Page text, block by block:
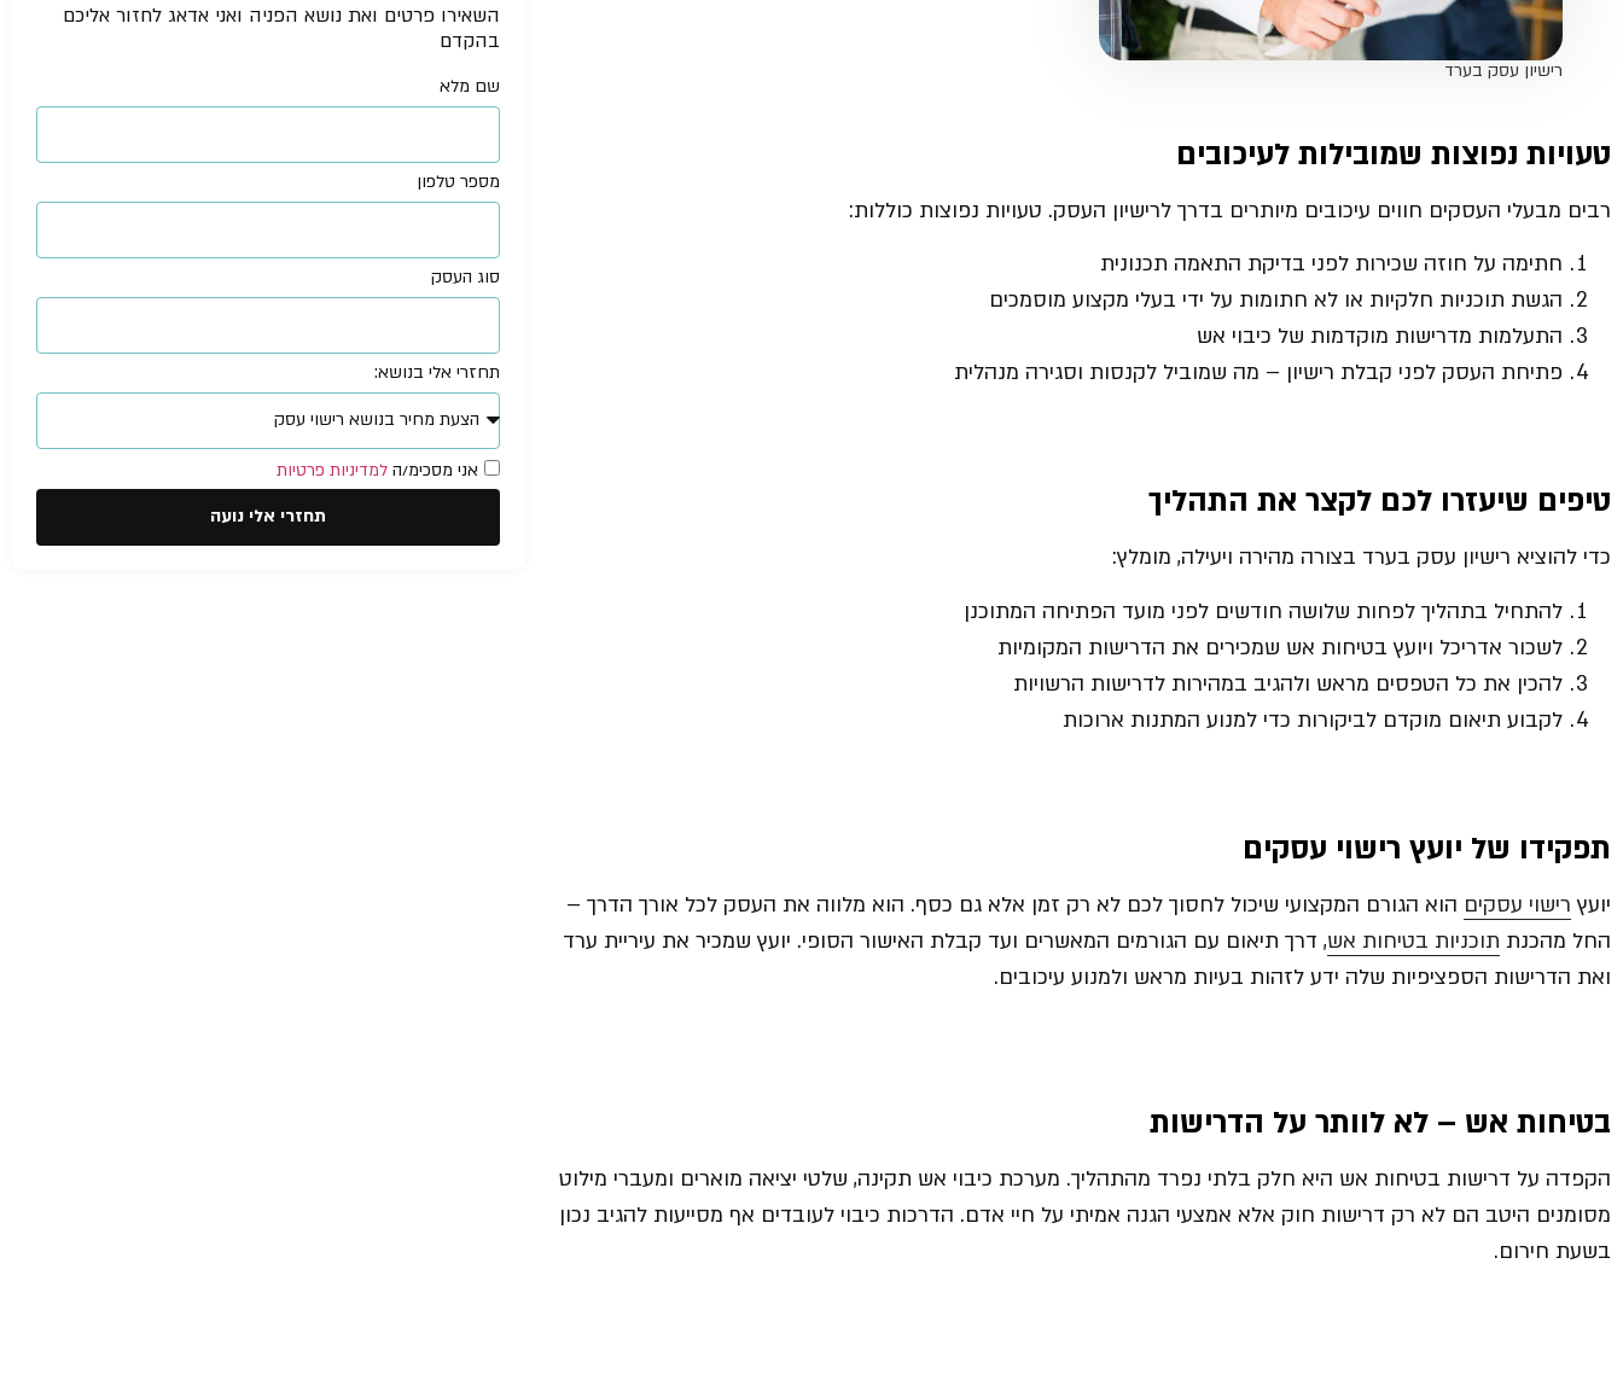
רישיון עסק בערד
טעויות נפוצות שמובילות לעיכובים
רבים מבעלי העסקים חווים עיכובים מיותרים בדרך לרישיון העסק. טעויות נפוצות כוללות:
חתימה על חוזה שכירות לפני בדיקת התאמה תכנונית
הגשת תוכניות חלקיות או לא חתומות על ידי בעלי מקצוע מוסמכים
התעלמות מדרישות מוקדמות של כיבוי אש
פתיחת העסק לפני קבלת רישיון – מה שמוביל לקנסות וסגירה מנהלית
טיפים שיעזרו לכם לקצר את התהליך
כדי להוציא רישיון עסק בערד בצורה מהירה ויעילה, מומלץ:
להתחיל בתהליך לפחות שלושה חודשים לפני מועד הפתיחה המתוכנן
לשכור אדריכל ויועץ בטיחות אש שמכירים את הדרישות המקומיות
להכין את כל הטפסים מראש ולהגיב במהירות לדרישות הרשויות
לקבוע תיאום מוקדם לביקורות כדי למנוע המתנות ארוכות
תפקידו של יועץ רישוי עסקים
יועץ רישוי עסקים הוא הגורם המקצועי שיכול לחסוך לכם לא רק זמן אלא גם כסף. הוא מלווה את העסק לכל אורך הדרך –
החל מהכנת תוכניות בטיחות אש, דרך תיאום עם הגורמים המאשרים ועד קבלת האישור הסופי. יועץ שמכיר את עיריית ערד
ואת הדרישות הספציפיות שלה ידע לזהות בעיות מראש ולמנוע עיכובים.
בטיחות אש – לא לוותר על הדרישות
הקפדה על דרישות בטיחות אש היא חלק בלתי נפרד מהתהליך. מערכת כיבוי אש תקינה, שלטי יציאה מוארים ומעברי מילוט
מסומנים היטב הם לא רק דרישות חוק אלא אמצעי הגנה אמיתי על חיי אדם. הדרכות כיבוי לעובדים אף מסייעות להגיב נכון
בשעת חירום.
השאירו פרטים ואת נושא הפניה ואני אדאג לחזור אליכם
בהקדם
שם מלא
מספר טלפון
סוג העסק
תחזרי אלי בנושא:
אני מסכימ/הלמדיניות פרטיות
תחזרי אלי נועה